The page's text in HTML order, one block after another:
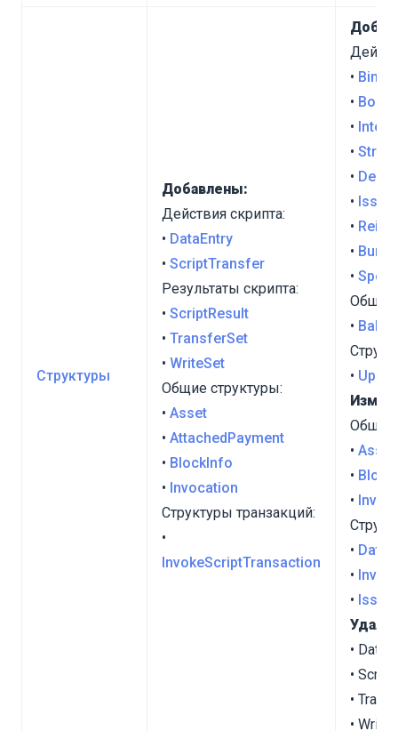
Структуры
Добавлены:
Действия скрипта:
• DataEntry
• ScriptTransfer
Результаты скрипта:
• ScriptResult
• TransferSet
• WriteSet
Общие структуры:
• Asset
• AttachedPayment
• BlockInfo
• Invocation
Структуры транзакций:
•
InvokeScriptTransaction
•
•
•
•
•
• Issue
•
• Burn
•
Общие
•
•
Общие
• Asset
•
•
•
•
•
•
•
•
•